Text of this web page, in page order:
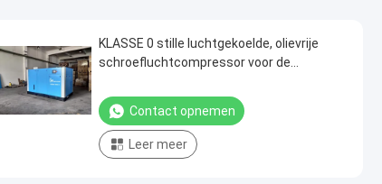
KLASSE 0 stille luchtgekoelde, olievrije
schroefluchtcompressor voor de
Contact opnemen
Leer meer